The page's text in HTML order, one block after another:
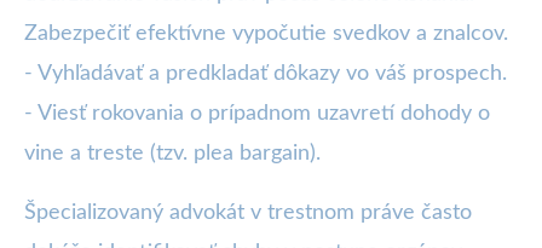
Zabezpečiť efektívne vypočutie svedkov a znalcov.
- Vyhľadávať a predkladať dôkazy vo váš prospech.
- Viesť rokovania o prípadnom uzavretí dohody o
vine a treste (tzv. plea bargain).
Špecializovaný advokát v trestnom práve často